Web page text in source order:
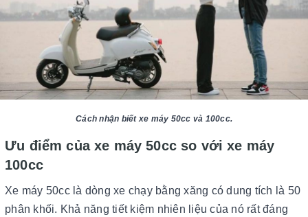
Cách nhận biết xe máy 50cc và 100cc.
Ưu điểm của xe máy 50cc so với xe máy
100cc
Xe máy 50cc là dòng xe chạy bằng xăng có dung tích là 50
phân khối. Khả năng tiết kiệm nhiên liệu của nó rất đáng